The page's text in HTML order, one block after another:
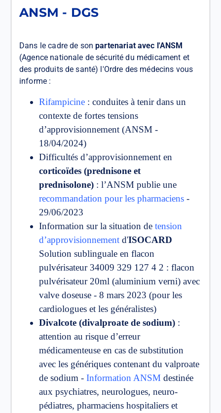
ANSM - DGS
Dans le cadre de sonpartenariat avec l'ANSM
(Agence nationale de sécurité du médicament et
des produits de santé) l'Ordre des médecins vous
informe :
Rifampicine : conduites à tenir dans un
contexte de fortes tensions
d’approvisionnement (ANSM -
18/04/2024)
Difficultés d’approvisionnement en
corticoïdes (prednisone et
prednisolone) : l’ANSM publie une
recommandation pour les pharmaciens -
29/06/2023
Information sur la situation de tension
d’approvisionnement d'ISOCARD
Solution sublinguale en flacon
pulvérisateur 34009 329 127 4 2 : flacon
pulvérisateur 20ml (aluminium verni) avec
valve doseuse - 8 mars 2023 (pour les
cardiologues et les généralistes)
Divalcote (divalproate de sodium) :
attention au risque d’erreur
médicamenteuse en cas de substitution
avec les génériques contenant du valproate
de sodium - Information ANSM destinée
aux psychiatres, neurologues, neuro-
pédiatres, pharmaciens hospitaliers et